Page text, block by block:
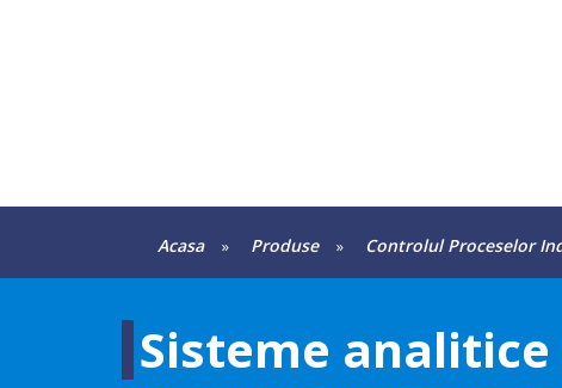
Acasa » Produse » Controlul Proceselor
Sisteme analitice